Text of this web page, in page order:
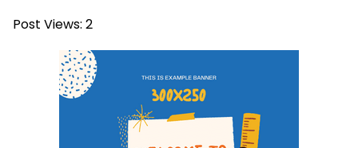
Post Views: 2